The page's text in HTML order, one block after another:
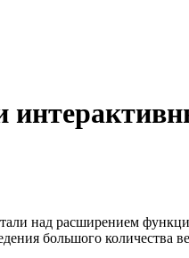
над расширением
большого количества